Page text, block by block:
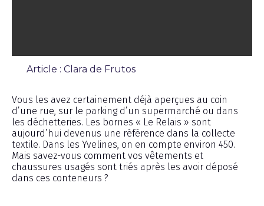
Article : Clara de Frutos
Vous les avez certainement déjà aperçues au coin
d’une rue, sur le parking d’un supermarché ou dans
les déchetteries. Les bornes « Le Relais » sont
aujourd’hui devenus une référence dans la collecte
textile. Dans les Yvelines, on en compte environ 450.
Mais savez-vous comment vos vêtements et
chaussures usagés sont triés après les avoir déposé
dans ces conteneurs ?